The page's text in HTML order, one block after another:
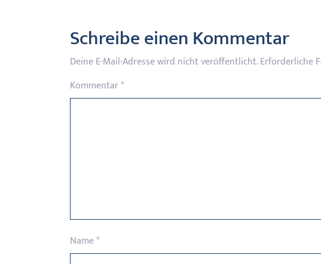
Schreibe einen Kommentar
Deine E-Mail-Adresse wird nicht veröffentlicht.Erforderliche
Kommentar*
Name*